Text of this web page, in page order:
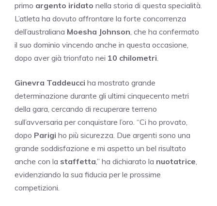
primo argento iridato nella storia di questa specialità.
L’atleta ha dovuto affrontare la forte concorrenza
dell’australiana Moesha Johnson, che ha confermato
il suo dominio vincendo anche in questa occasione,
dopo aver già trionfato nei 10 chilometri.
Ginevra Taddeucci ha mostrato grande
determinazione durante gli ultimi cinquecento metri
della gara, cercando di recuperare terreno
sull’avversaria per conquistare l’oro. “Ci ho provato,
dopo Parigi ho più sicurezza. Due argenti sono una
grande soddisfazione e mi aspetto un bel risultato
anche con la staffetta,” ha dichiarato la nuotatrice,
evidenziando la sua fiducia per le prossime
competizioni.